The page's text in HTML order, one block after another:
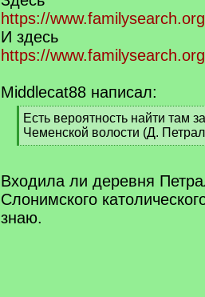
https://
И здесь
https://
Middlecat88 написал:
[
q
]
Есть вероятность найти там
Чеменской волости (Д.
[
q
]
Входила ли деревня
Слонимского
знаю.